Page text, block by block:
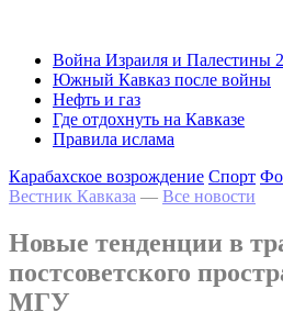
Война Израиля и Палестины
Южный Кавказ после войны
Нефть и газ
Где отдохнуть на Кавказе
Правила ислама
Карабахское возрождение Спорт
Вестник Кавказа — Все новости
Новые тенденции в
постсоветского
МГУ